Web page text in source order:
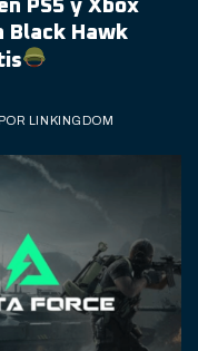
PS5 y Xbox
Black Hawk
POR LINKINGDOM